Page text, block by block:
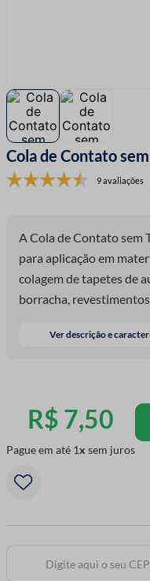
Cola de Contato
9 avaliações
A Cola de Contato sem
para aplicação em
colagem de tapetes de
borracha,
borracha, madeira,
Solventes como Tintas
Ver descrição e
R$ 7,50
Pague em até 1 sem juros